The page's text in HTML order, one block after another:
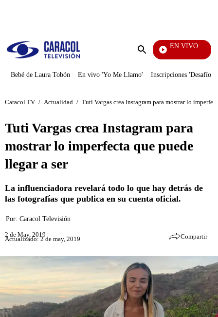
Enviar
EN VIVO
Mi Pecado
Bebé de Laura Tobón En vivo 'Yo Me Llamo' Inscripciones 'Desafío'
Caracol TV / Actualidad / Tuti Vargas crea Instagram para mostrar lo
Tuti Vargas crea Instagram para
mostrar lo imperfecta que puede
llegar a ser
La influenciadora revelará todo lo que hay detrás de
las fotografías que publica en su cuenta oficial.
Por: Caracol Televisión
2 de May, 2019
Actualizado: 2 de may, 2019 Compartir